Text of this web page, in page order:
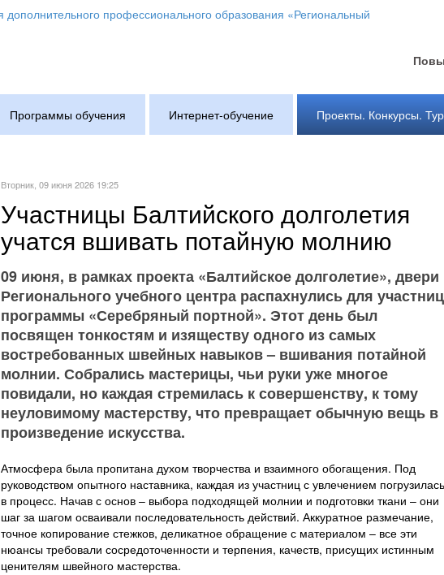
Программы обучения Интернет-обучение Проекты. Конкурсы.
Вторник, 09 июня 2026 19:25
Участницы Балтийского долголетия
учатся вшивать потайную молнию
09 июня, в рамках проекта «Балтийское долголетие», двери
Регионального учебного центра распахнулись для участниц
программы «Серебряный портной». Этот день был
посвящен тонкостям и изяществу одного из самых
востребованных швейных навыков – вшивания потайной
молнии. Собрались мастерицы, чьи руки уже многое
повидали, но каждая стремилась к совершенству, к тому
неуловимому мастерству, что превращает обычную вещь в
произведение искусства.
Атмосфера была пропитана духом творчества и взаимного обогащения. Под
руководством опытного наставника, каждая из участниц с увлечением погрузилась
в процесс. Начав с основ – выбора подходящей молнии и подготовки ткани – они
шаг за шагом осваивали последовательность действий. Аккуратное размечание,
точное копирование стежков, деликатное обращение с материалом – все эти
нюансы требовали сосредоточенности и терпения, качеств, присущих истинным
ценителям швейного мастерства.